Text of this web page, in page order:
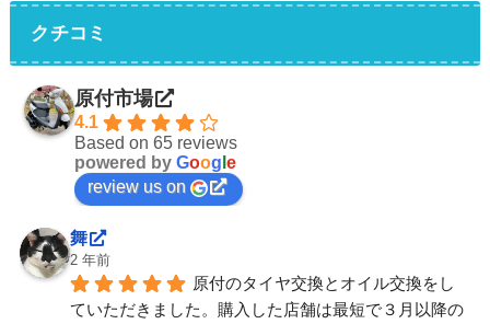
クチコミ
原付市場
4.1
Based on 65 reviews
powered by Goog e
review us on
舞
2 年前
原付のタイヤ交換とオイル交換をし
ていただきました。購入した店舗は最短で３月以降の